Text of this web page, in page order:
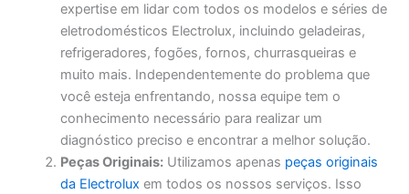
expertise em lidar com todos os modelos e séries de
eletrodomésticos Electrolux, incluindo geladeiras,
refrigeradores, fogões, fornos, churrasqueiras e
muito mais. Independentemente do problema que
você esteja enfrentando, nossa equipe tem o
conhecimento necessário para realizar um
diagnóstico preciso e encontrar a melhor solução.
Peças Originais: Utilizamos apenas peças originais
da Electrolux em todos os nossos serviços. Isso